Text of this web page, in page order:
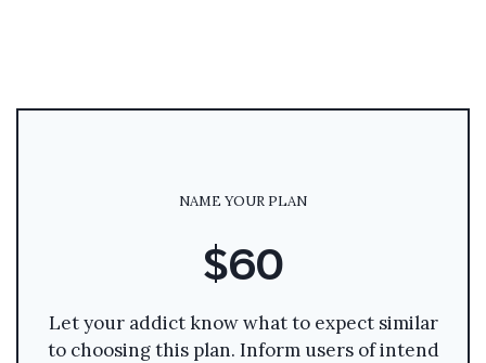
NAME YOUR PLAN
$60
Let your addict know what to expect similar
to choosing this plan. Inform users of intend